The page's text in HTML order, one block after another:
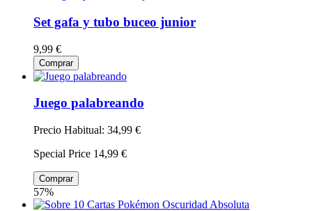
Set gafa y tubo buceo junior
9,99 €
Comprar
Juego palabreando
Precio Habitual: 34,99 €
Special Price 14,99 €
Comprar
57%